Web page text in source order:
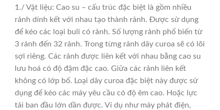
1./ Vật liệu: Cao su – cấu trúc đặc biệt là gồm nhiều
rảnh dính kết với nhau tạo thành rảnh. Được sử dụng
để kéo các loại buli có rảnh. Số lượng rảnh phổ biến từ
3 rảnh đến 32 rảnh. Trong từng rảnh dây curoa sẽ có lõi
sợi riêng. Các rảnh được liên kết với nhau bằng cao su
lưu hoá có độ đậm đặc cao. Giữa các rảnh liên kết
không có lớp bố. Loại dây curoa đặc biệt này được sử
dụng để kéo các máy yêu cầu có độ êm cao. Hoặc lực
tải ban đầu lớn dần được. Ví dụ như máy phát điện,